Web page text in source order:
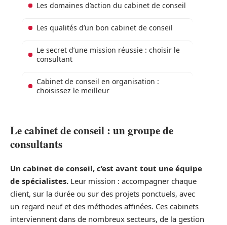
Les domaines d’action du cabinet de conseil
Les qualités d’un bon cabinet de conseil
Le secret d’une mission réussie : choisir le
consultant
Cabinet de conseil en organisation :
choisissez le meilleur
Le cabinet de conseil : un groupe de
consultants
Un cabinet de conseil, c’est avant tout une équipe
de spécialistes. Leur mission : accompagner chaque
client, sur la durée ou sur des projets ponctuels, avec
un regard neuf et des méthodes affinées. Ces cabinets
interviennent dans de nombreux secteurs, de la gestion